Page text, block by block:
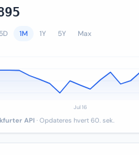
5D 1M 1Y 5Y Max
API · Opdateres hvert 60. sek.